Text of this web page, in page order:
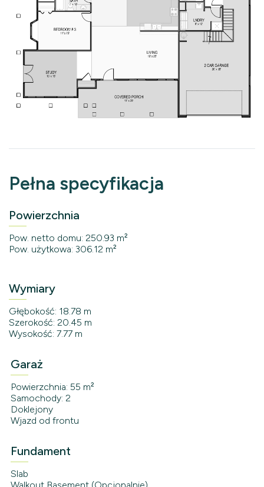
Pełna specyfikacja
Powierzchnia
Pow. netto domu: 250.93 m²
Pow. użytkowa: 306.12 m²
Wymiary
Głębokość: 18.78 m
Szerokość: 20.45 m
Wysokość: 7.77 m
Garaż
Powierzchnia: 55 m²
Samochody: 2
Doklejony
Wjazd od frontu
Fundament
Slab